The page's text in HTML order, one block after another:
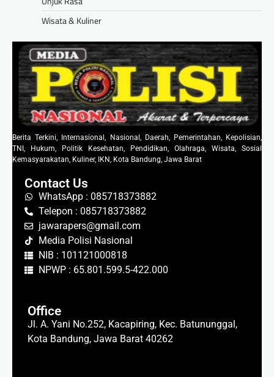
Wisata & Kuliner
Berita Terkini, Internasional, Nasional, Daerah, Pemerintahan, Kepolisian,
TNI, Hukum, Politik Kesehatan, Pendidikan, Olahraga, Wisata, Sosial
Kemasyarakatan, Kuliner, IKN, Kota Bandung, Jawa Barat
Contact Us
WhatsApp : 085718373882
Telepon : 085718373882
jawarapers@gmail.com
Media Polisi Nasional
NIB : 101121000818
NPWP : 65.801.599.5-422.000
Office
Jl. A. Yani No.252, Kacapiring, Kec. Batununggal,
Kota Bandung, Jawa Barat 40262